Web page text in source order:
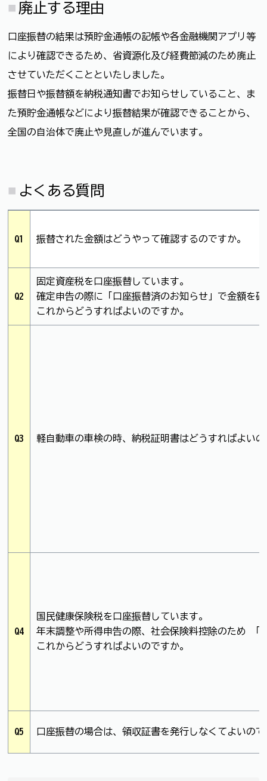
廃止する理由
口座振替の結果は預貯金通帳の記帳や各金融機関アプリ等
により確認できるため、省資源化及び経費節減のため廃止
させていただくことといたしました。
振替日や振替額を納税通知書でお知らせしていること、ま
た預貯金通帳などにより振替結果が確認できることから、
全国の自治体で廃止や見直しが進んでいます。
よくある質問
Q1 振替された金額はどうやって確認するのですか。
Q2
固定資産税を口座振替しています。
確定申告の際に「口座振替済のお知らせ」で金額を
これからどうすればよいのですか。
Q3 軽自動車の車検の時、納税証明書はどうすればよい
Q4
国民健康保険税を口座振替しています。
年末調整や所得申告の際、社会保険料控除のため 「
これからどうすればよいのですか。
Q5 口座振替の場合は、領収証書を発行しなくてよいの